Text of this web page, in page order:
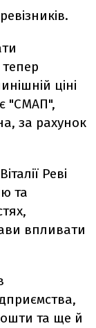
тепер
ціні
"СМАП",
за рахунок
Реві
та
впливати
та ще й